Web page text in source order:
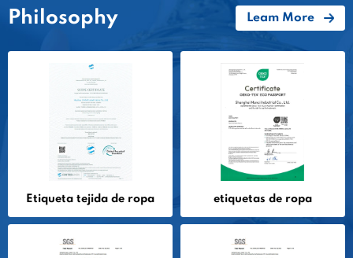
Philosophy Leam More
Etiqueta tejida de ropa etiquetas de ropa